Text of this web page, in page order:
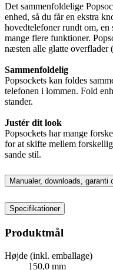
Det sammenfoldelige
enhed, så du får en ekstra
hovedtelefoner rundt om, en
mange flere funktioner.
næsten alle glatte overflader
Sammenfoldelig
Popsockets kan foldes
telefonen i lommen. Fold
stander.
Justér dit look
Popsockets har mange
for at skifte mellem
sande stil.
Manualer, downloads, garanti
Specifikationer
Produktmål
Højde (inkl. emballage)
150,0 mm